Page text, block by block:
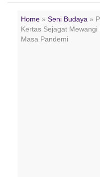
Home » Seni Budaya »
Kertas Sejagat
Masa Pandemi